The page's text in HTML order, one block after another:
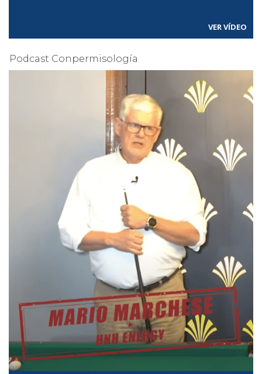
VER VÍDEO
Podcast Conpermisología